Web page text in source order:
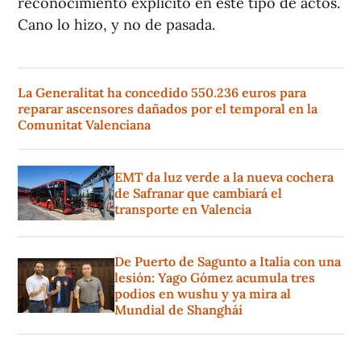
Cano lo hizo, y no de pasada.
La Generalitat ha concedido 550.236 euros para
reparar ascensores dañados por el temporal en la
Comunitat Valenciana
EMT da luz verde a la nueva cochera
de Safranar que cambiará el
transporte en Valencia
De Puerto de Sagunto a Italia con una
lesión: Yago Gómez acumula tres
podios en wushu y ya mira al
Mundial de Shanghái